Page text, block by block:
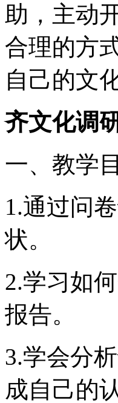
助，主动
合理的方
自己的文
齐文化调
一、教学
1.通过问
状。
2.学习如
报告。
3.学会分
成自己的